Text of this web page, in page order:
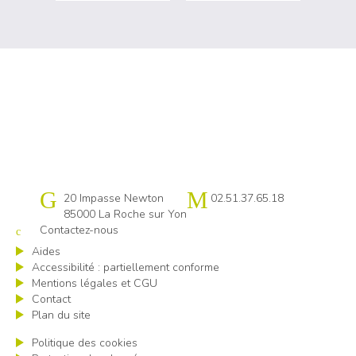
Cap emploi 85
20 Impasse Newton
85000 La Roche sur Yon
02.51.37.65.18
Contactez-nous
Aides
Accessibilité : partiellement conforme
Mentions légales et CGU
Contact
Plan du site
Politique des cookies